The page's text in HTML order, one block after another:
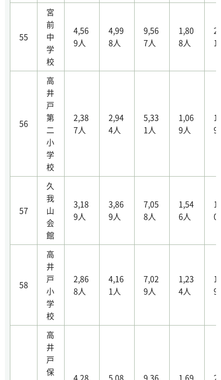
55
宮
前
中
学
校
4,56
9人
4,99
8人
9,56
7人
1,80
8人
1
56
高
井
戸
第
二
小
学
校
2,38
7人
2,94
4人
5,33
1人
1,06
9人
9
57
久
我
山
会
館
3,18
9人
3,86
9人
7,05
8人
1,54
6人
0
58
高
井
戸
小
学
校
2,86
8人
4,16
1人
7,02
9人
1,23
4人
9
高
井
戸
保